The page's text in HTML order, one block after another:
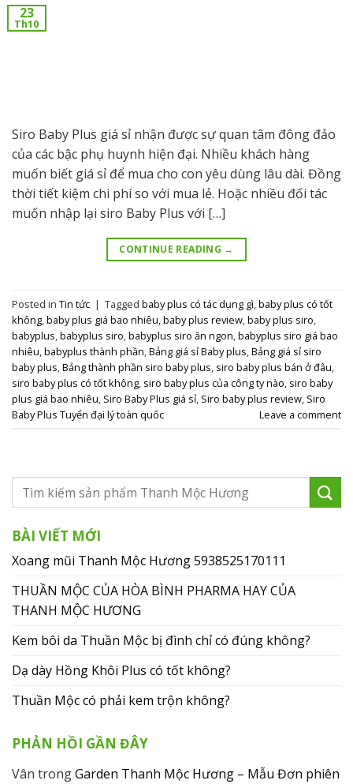
23
Th10
Siro Baby Plus giá sỉ nhận được sự quan tâm đông đảo
của các bậc phụ huynh hiện đại. Nhiều khách hàng
muốn biết giá sỉ để mua cho con yêu dùng lâu dài. Đồng
thời tiết kiệm chi phí so với mua lẻ. Hoặc nhiều đối tác
muốn nhập lại siro Baby Plus với […]
CONTINUE READING →
Posted in Tin tức | Tagged baby plus có tác dụng gì baby plus có tốt
không baby plus giá bao nhiêu baby plus review baby plus siro
babyplus babyplus siro babyplus siro ăn ngon babyplus siro giá bao
nhiêu babyplus thành phần Bảng giá sỉ Baby plus Bảng giá sỉ siro
baby plus Bảng thành phần siro baby plus siro baby plus bán ở đâu
siro baby plus có tốt không siro baby plus của công ty nào siro baby
plus giá bao nhiêu Siro Baby Plus giá sỉ Siro baby plus review Siro
Baby Plus Tuyển đại lý toàn quốc
Leave a comment
BÀI VIẾT MỚI
Xoang mũi Thanh Mộc Hương 5938525170111
THUẦN MỘC CỦA HÒA BÌNH PHARMA HAY CỦA
THANH MỘC HƯƠNG
Kem bôi da Thuần Mộc bị đình chỉ có đúng không?
Dạ dày Hồng Khôi Plus có tốt không?
Thuần Mộc có phải kem trộn không?
PHẢN HỒI GẦN ĐÂY
Vân trongGarden Thanh Mộc Hương – Mẫu Đơn phiên